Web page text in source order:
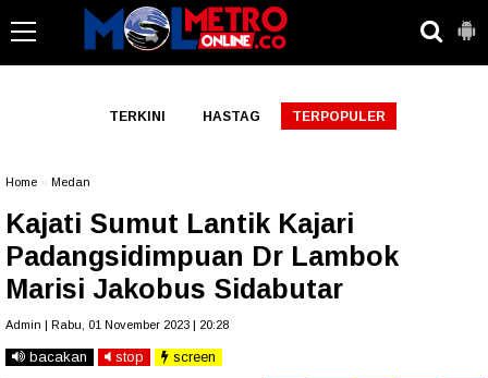
TERKINI HASTAG TERPOPULER
Home Medan
Kajati Sumut Lantik Kajari
Padangsidimpuan Dr Lambok
Marisi Jakobus Sidabutar
Admin | Rabu, 01 November 2023 | 20:28
bacakan stop screen